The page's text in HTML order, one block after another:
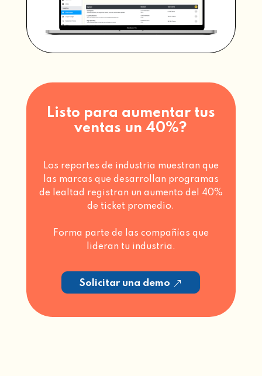
Listo para aumentar tus
ventas un 40%?
Los reportes de industria muestran que
las marcas que desarrollan programas
de lealtad registran un aumento del 40%
de ticket promedio.
Forma parte de las compañías que
lideran tu industria.
Solicitar una demo